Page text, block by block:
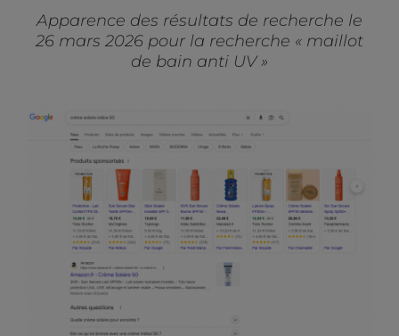
Apparence des résultats de recherche le
26 mars 2026 pour la recherche « maillot
de bain anti UV »